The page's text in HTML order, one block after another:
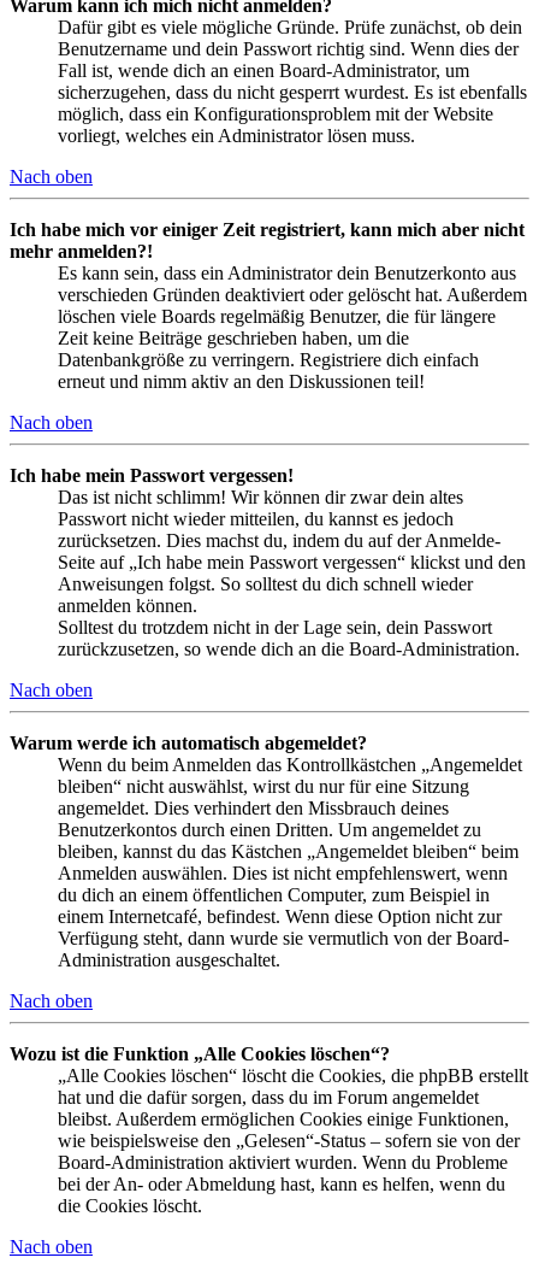
Warum kann ich mich nicht anmelden?
Dafür gibt es viele mögliche Gründe. Prüfe zunächst, ob dein
Benutzername und dein Passwort richtig sind. Wenn dies der
Fall ist, wende dich an einen Board-Administrator, um
sicherzugehen, dass du nicht gesperrt wurdest. Es ist ebenfalls
möglich, dass ein Konfigurationsproblem mit der Website
vorliegt, welches ein Administrator lösen muss.
Nach oben
Ich habe mich vor einiger Zeit registriert, kann mich aber nicht
mehr anmelden?!
Es kann sein, dass ein Administrator dein Benutzerkonto aus
verschieden Gründen deaktiviert oder gelöscht hat. Außerdem
löschen viele Boards regelmäßig Benutzer, die für längere
Zeit keine Beiträge geschrieben haben, um die
Datenbankgröße zu verringern. Registriere dich einfach
erneut und nimm aktiv an den Diskussionen teil!
Nach oben
Ich habe mein Passwort vergessen!
Das ist nicht schlimm! Wir können dir zwar dein altes
Passwort nicht wieder mitteilen, du kannst es jedoch
zurücksetzen. Dies machst du, indem du auf der Anmelde-
Seite auf „Ich habe mein Passwort vergessen“ klickst und den
Anweisungen folgst. So solltest du dich schnell wieder
anmelden können.
Solltest du trotzdem nicht in der Lage sein, dein Passwort
zurückzusetzen, so wende dich an die Board-Administration.
Nach oben
Warum werde ich automatisch abgemeldet?
Wenn du beim Anmelden das Kontrollkästchen „Angemeldet
bleiben“ nicht auswählst, wirst du nur für eine Sitzung
angemeldet. Dies verhindert den Missbrauch deines
Benutzerkontos durch einen Dritten. Um angemeldet zu
bleiben, kannst du das Kästchen „Angemeldet bleiben“ beim
Anmelden auswählen. Dies ist nicht empfehlenswert, wenn
du dich an einem öffentlichen Computer, zum Beispiel in
einem Internetcafé, befindest. Wenn diese Option nicht zur
Verfügung steht, dann wurde sie vermutlich von der Board-
Administration ausgeschaltet.
Nach oben
Wozu ist die Funktion „Alle Cookies löschen“?
„Alle Cookies löschen“ löscht die Cookies, die phpBB erstellt
hat und die dafür sorgen, dass du im Forum angemeldet
bleibst. Außerdem ermöglichen Cookies einige Funktionen,
wie beispielsweise den „Gelesen“-Status – sofern sie von der
Board-Administration aktiviert wurden. Wenn du Probleme
bei der An- oder Abmeldung hast, kann es helfen, wenn du
die Cookies löscht.
Nach oben